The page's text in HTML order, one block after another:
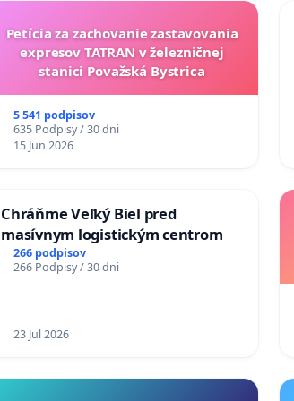
Petícia za zachovanie zastavovania
expresov TATRAN v železničnej
stanici Považská Bystrica
5 541 podpisov
635 Podpisy / 30 dni
15 Jun 2026
Chráňme Veľký Biel pred
masívnym logistickým centrom
266 podpisov
266 Podpisy / 30 dni
23 Jul 2026